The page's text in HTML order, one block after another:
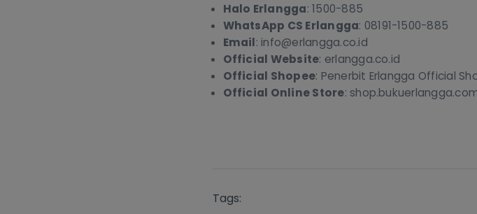
Halo Erlangga: 1500-885
WhatsApp CS Erlangga: 08191-1500-885
Email: info@erlangga.co.id
Official Website: erlangga.co.id
Official Shopee: Penerbit Erlangga Official
Official Online Store:
Tags: